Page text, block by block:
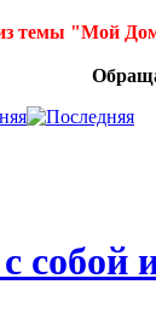
темы "Мой
с